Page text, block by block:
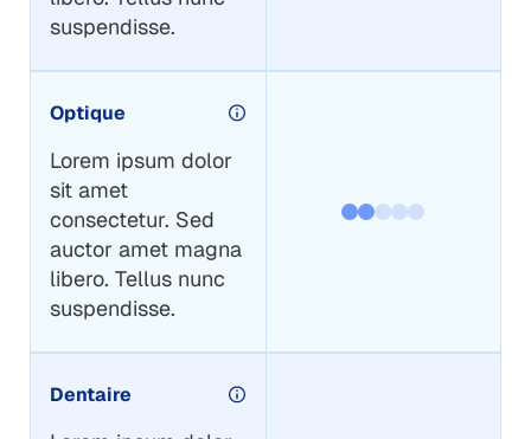
suspendisse.
Optique
Lorem ipsum dolor
sit amet
consectetur. Sed
auctor amet magna
libero. Tellus nunc
suspendisse.
Dentaire